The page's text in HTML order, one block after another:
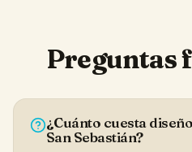
Preguntas
¿Cuánto cuesta
San Sebastián?